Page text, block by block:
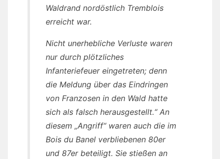
Waldrand nordöstlich Tremblois
erreicht war.
Nicht unerhebliche Verluste waren
nur durch plötzliches
Infanteriefeuer eingetreten; denn
die Meldung über das Eindringen
von Franzosen in den Wald hatte
sich als falsch herausgestellt.“ An
diesem „Angriff“ waren auch die im
Bois du Banel verbliebenen 80er
und 87er beteiligt. Sie stießen an